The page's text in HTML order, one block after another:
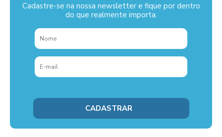
Cadastre-se na nossa newsletter e fique por dentro
do que realmente importa.